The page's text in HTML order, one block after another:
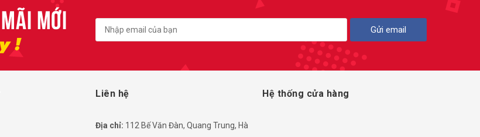
Gửi email
Liên hệ
Địa chỉ: 112 Bế Văn Đàn, Quang Trung, Hà
Hệ thống cửa hàng